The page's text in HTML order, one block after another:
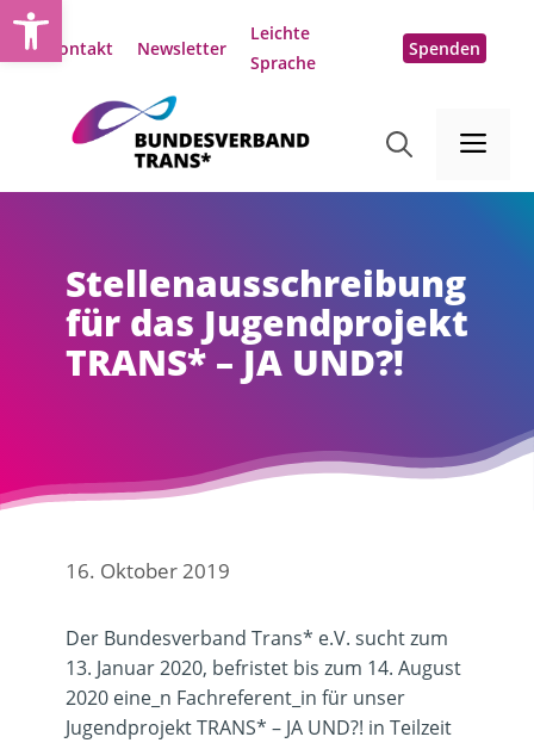
Zum
Inhalt
Kontakt Newsletter
Leichte
Sprache
Spenden
Stellenausschreibung
für das Jugendprojekt
TRANS* – JA UND?!
16. Oktober 2019
Der Bundesverband Trans* e.V. sucht zum
13. Januar 2020, befristet bis zum 14. August
2020 eine_n Fachreferent_in für unser
Jugendprojekt TRANS* – JA UND?! in Teilzeit